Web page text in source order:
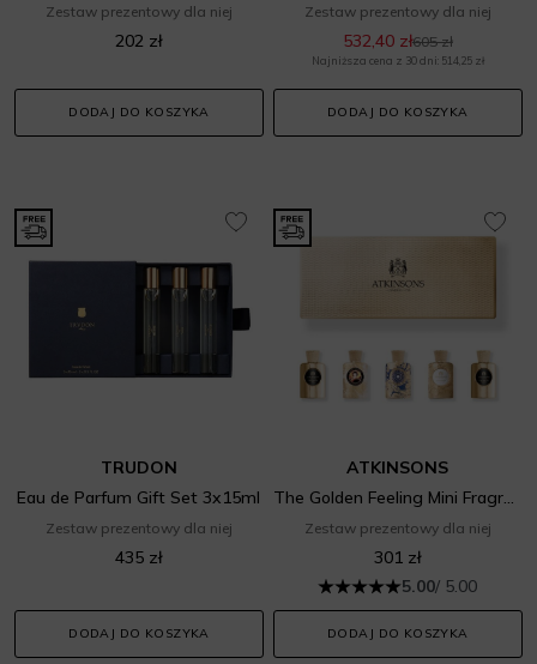
Zestaw prezentowy dla niej
202 zł
DODAJ DO KOSZYKA
Zestaw prezentowy dla niej
532,40 zł605 zł
Najniższa cena z 30 dni: 514,25 zł
DODAJ DO KOSZYKA
TRUDON
Eau de Parfum Gift Set 3x15ml
Zestaw prezentowy dla niej
435 zł
DODAJ DO KOSZYKA
ATKINSONS
The Golden Feeling Mini Fragrance Set
Zestaw prezentowy dla niej
301 zł
5.00/ 5.00
DODAJ DO KOSZYKA